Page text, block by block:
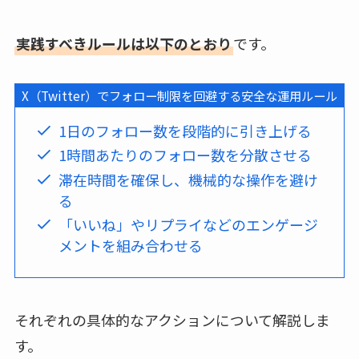
実践すべきルールは以下のとおりです。
X（Twitter）でフォロー制限を回避する安全な運用ルール
1日のフォロー数を段階的に引き上げる
1時間あたりのフォロー数を分散させる
滞在時間を確保し、機械的な操作を避け
る
「いいね」やリプライなどのエンゲージ
メントを組み合わせる
それぞれの具体的なアクションについて解説しま
す。